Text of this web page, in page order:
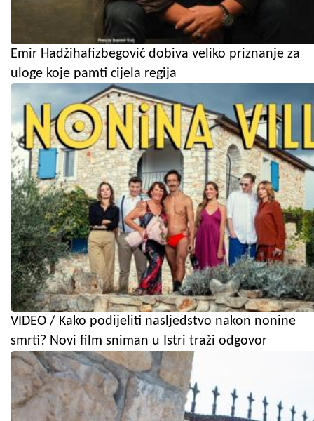
Emir Hadžihafizbegović dobiva veliko priznanje za
uloge koje pamti cijela regija
VIDEO / Kako podijeliti nasljedstvo nakon nonine
smrti? Novi film sniman u Istri traži odgovor